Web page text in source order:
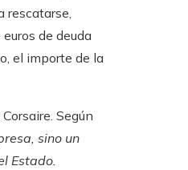
rescatarse,
de deuda
el importe de la
Según
sino un
Estado.